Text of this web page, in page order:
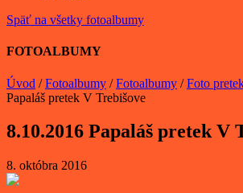
Späť na všetky fotoalbumy
FOTOALBUMY
Úvod /Fotoalbumy /Fotoalbumy /Foto
Papaláš pretek V Trebišove
8.10.2016 Papaláš pretek V
8. októbra 2016